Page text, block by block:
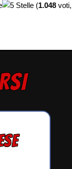
(1.048 voti,